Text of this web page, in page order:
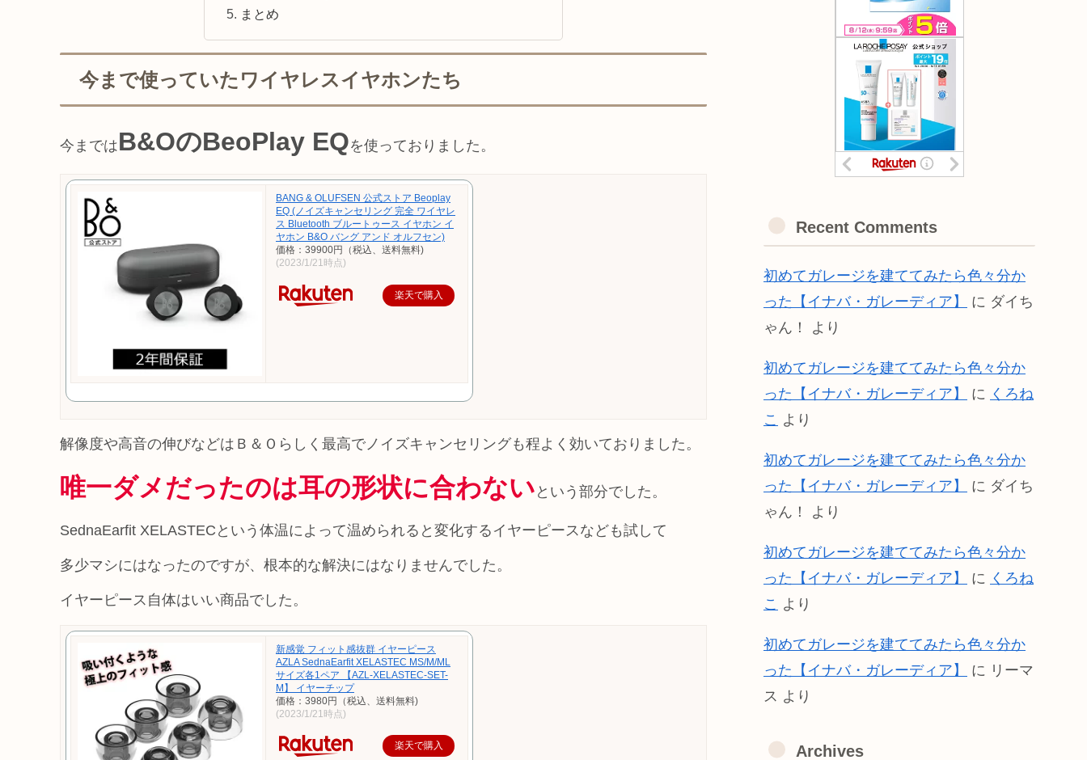
まとめ
今まで使っていたワイヤレスイヤホンたち
今まではB&OのBeoPlay EQを使っておりました。
BANG & OLUFSEN 公式ストア Beoplay
EQ (ノイズキャンセリング 完全 ワイヤレ
ス Bluetooth ブルートゥース イヤホン イ
ヤホン B&O バング アンド オルフセン)
価格：39900円（税込、送料無料)
(2023/1/21時点)
楽天で購入
解像度や高音の伸びなどはＢ＆Ｏらしく最高でノイズキャンセリングも程よく効いておりました。
唯一ダメだったのは耳の形状に合わない という部分でした。
SednaEarfit XELASTECという体温によって温められると変化するイヤーピースなども試して
多少マシにはなったのですが、根本的な解決にはなりませんでした。
イヤーピース自体はいい商品でした。
新感覚 フィット感抜群 イヤーピース
AZLA SednaEarfit XELASTEC MS/M/ML
サイズ各1ペア 【AZL-XELASTEC-SET-
M】 イヤーチップ
価格：3980円（税込、送料無料)
(2023/1/21時点)
楽天で購入
Recent Comments
初めてガレージを建ててみたら色々分か
った【イナバ・ガレーディア】
に ダイち
ゃん！
より
初めてガレージを建ててみたら色々分か
った【イナバ・ガレーディア】
に くろね
こ より
初めてガレージを建ててみたら色々分か
った【イナバ・ガレーディア】
に ダイち
ゃん！
より
初めてガレージを建ててみたら色々分か
った【イナバ・ガレーディア】
に くろね
こ より
初めてガレージを建ててみたら色々分か
った【イナバ・ガレーディア】
に リーマ
ス より
Archives